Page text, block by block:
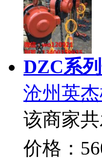
DZC系
沧州英
该商家
价格：